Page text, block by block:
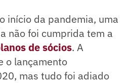
início da pandemia, uma
não foi cumprida tem a
de sócios. A
o lançamento
mas tudo foi adiado